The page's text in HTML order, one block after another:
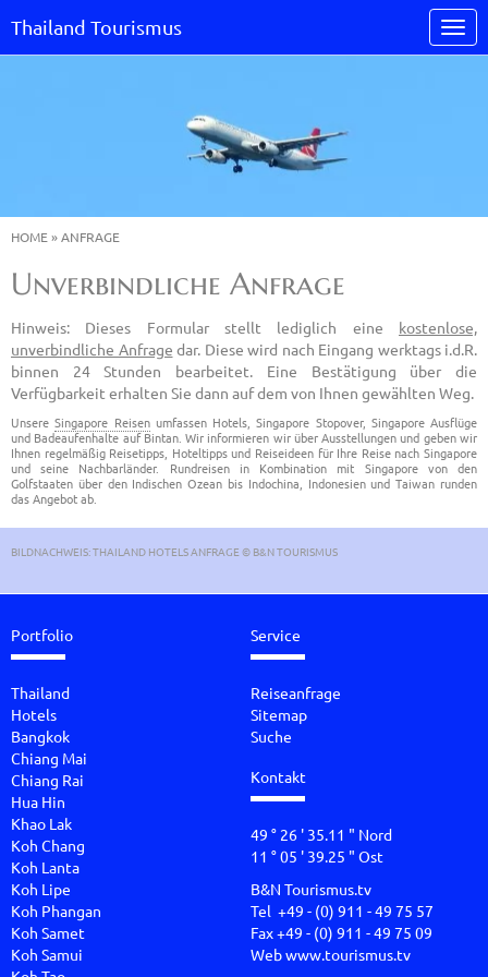
Thailand Tourismus
HOME»ANFRAGE
Unverbindliche Anfrage
Hinweis: Dieses Formular stellt lediglich eine kostenlose,
unverbindliche Anfrage dar. Diese wird nach Eingang werktags i.d.R.
binnen 24 Stunden bearbeitet. Eine Bestätigung über die
Verfügbarkeit erhalten Sie dann auf dem von Ihnen gewählten Weg.
UnsereSingapore Reisenumfassen Hotels, Singapore Stopover, Singapore Ausflüge
und Badeaufenhalte auf Bintan. Wir informieren wir über Ausstellungen und geben wir
Ihnen regelmäßig Reisetipps, Hoteltipps und Reiseideen für Ihre Reise nach Singapore
und seine Nachbarländer. Rundreisen in Kombination mit Singapore von den
Golfstaaten über den Indischen Ozean bis Indochina, Indonesien und Taiwan runden
das Angebot ab.
BILDNACHWEIS: THAILAND HOTELS ANFRAGE © B&N TOURISMUS
Portfolio
Thailand
Hotels
Bangkok
Chiang Mai
Chiang Rai
Hua Hin
Khao Lak
Koh Chang
Koh Lanta
Koh Lipe
Koh Phangan
Koh Samet
Koh Samui
Service
Reiseanfrage
Sitemap
Suche
Kontakt
49 ° 26 ' 35.11 " Nord
11 ° 05 ' 39.25 " Ost
B&N Tourismus.tv
Tel +49 - (0) 911 - 49 75 57
Fax +49 - (0) 911 - 49 75 09
Webwww.tourismus.tv